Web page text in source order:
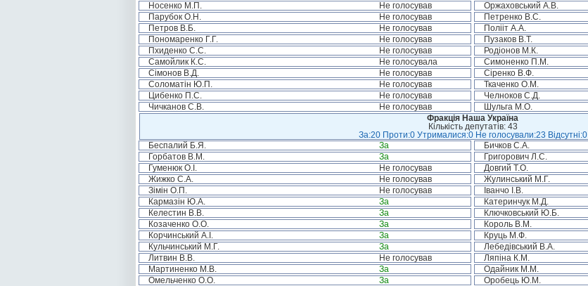
Носенко М.П.
Не голосував Оржаховський А.В.
Парубок О.Н.
Не голосував Петренко В.С.
Петров В.Б.
Не голосував Полііт А.А.
Пономаренко Г.Г.
Не голосував Пузаков В.Т.
Пхиденко С.С.
Не голосував Родіонов М.К.
Самойлик К.С.
Не голосувала Симоненко П.М.
Сімонов В.Д.
Не голосував Сіренко В.Ф.
Соломатін Ю.П.
Не голосував Ткаченко О.М.
Цибенко П.С.
Не голосував Челноков С.Д.
Чичканов С.В.
Не голосував Шульга М.О.
Фракція Наша Україна
Кількість депутатів: 43
За:20 Проти:0 Утрималися:0 Не голосували:23 Відсутні:0
Беспалий Б.Я.
За Бичков С.А.
Горбатов В.М.
За Григорович Л.С.
Гуменюк О.І.
Не голосував Довгий Т.О.
Жижко С.А.
Не голосував Жулинський М.Г.
Зімін О.П.
Не голосував Іванчо І.В.
Кармазін Ю.А.
За Катеринчук М.Д.
Келестин В.В.
За Ключковський Ю.Б.
Козаченко О.О.
За Король В.М.
Корчинський А.І.
За Круць М.Ф.
Кульчинський М.Г.
За Лебедівський В.А.
Литвин В.В.
Не голосував Ляпіна К.М.
Мартиненко М.В.
За Одайник М.М.
Омельченко О.О.
За Оробець Ю.М.